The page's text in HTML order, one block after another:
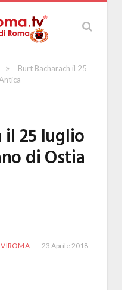
»
Burt Bacharach il 25
il 25 luglio
di Ostia
23 Aprile 2018